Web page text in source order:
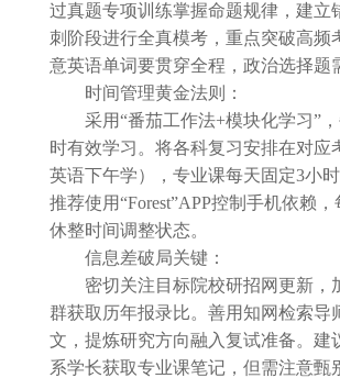
过真题专项训练掌握命题规律，建立
刺阶段进行全真模考，重点突破高频
意英语单词要贯穿全程，政治选择题
时间管理黄金法则：
采用“番茄工作法+模块化学习”，
时有效学习。将各科复习安排在对应
英语下午学），专业课每天固定3小时
推荐使用“Forest”APP控制手机依赖
休整时间调整状态。
信息差破局关键：
密切关注目标院校研招网更新，
群获取历年报录比。善用知网检索导
文，提炼研究方向融入复试准备。建
系学长获取专业课笔记，但需注意甄